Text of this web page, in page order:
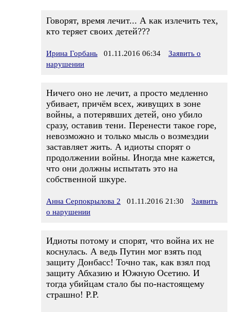
Говорят, время лечит... А как излечить тех,
кто теряет своих детей???
Ирина Горбань 01.11.2016 06:34
Заявить о
нарушении
Ничего оно не лечит, а просто медленно
убивает, причём всех, живущих в зоне
войны, а потерявших детей, оно убило
сразу, оставив тени. Перенести такое горе,
невозможно и только мысль о возмездии
заставляет жить. А идиоты спорят о
продолжении войны. Иногда мне кажется,
что они должны испытать это на
собственной шкуре.
Анна Серпокрылова 2 01.11.2016 21:30
Заявить
о нарушении
Идиоты потому и спорят, что война их не
коснулась. А ведь Путин мог взять под
защиту Донбасс! Точно так, как взял под
защиту Абхазию и Южную Осетию. И
тогда убийцам стало бы по-настоящему
страшно! Р.Р.